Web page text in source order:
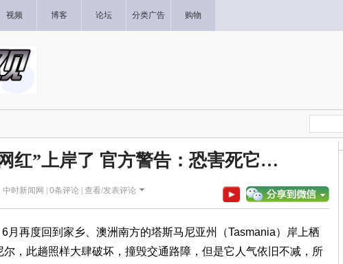
视频 博客 论坛 分类广告 购物
红”上岸了 官方警告：恐害死它…
时新闻网 | 0条评论 | 查看/发表评论
月再度回到家乡、澳洲南方的塔斯马尼亚州（Tasmania）岸上栖
尔，此趟照样大肆破坏，撞毁交通路障，但是它人气依旧不减，所